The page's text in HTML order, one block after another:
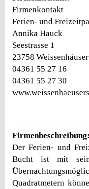
Firmenkontakt
Ferien- und
Annika Hauck
Seestrasse 1
23758
04361 55 27 16
04361 55 27 30
Firmenbeschreibung:
Der Ferien- und
Bucht ist mit
Quadratmetern